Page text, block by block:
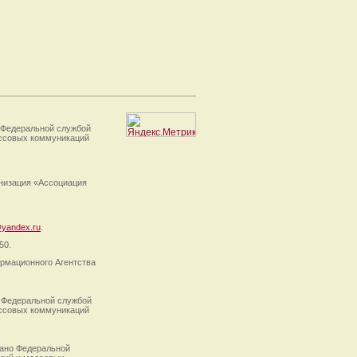
службой
коммуникаций
«Ассоциация
Агентства
службой
коммуникаций
Федеральной